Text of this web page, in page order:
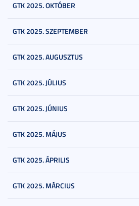
GTK 2025. OKTÓBER
GTK 2025. SZEPTEMBER
GTK 2025. AUGUSZTUS
GTK 2025. JÚLIUS
GTK 2025. JÚNIUS
GTK 2025. MÁJUS
GTK 2025. ÁPRILIS
GTK 2025. MÁRCIUS